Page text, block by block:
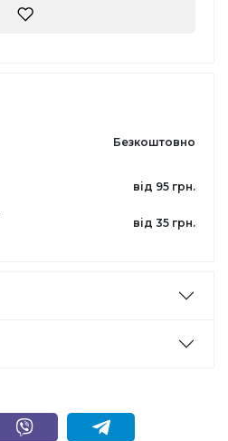
Безкоштовно
від 95 грн.
від 35 грн.